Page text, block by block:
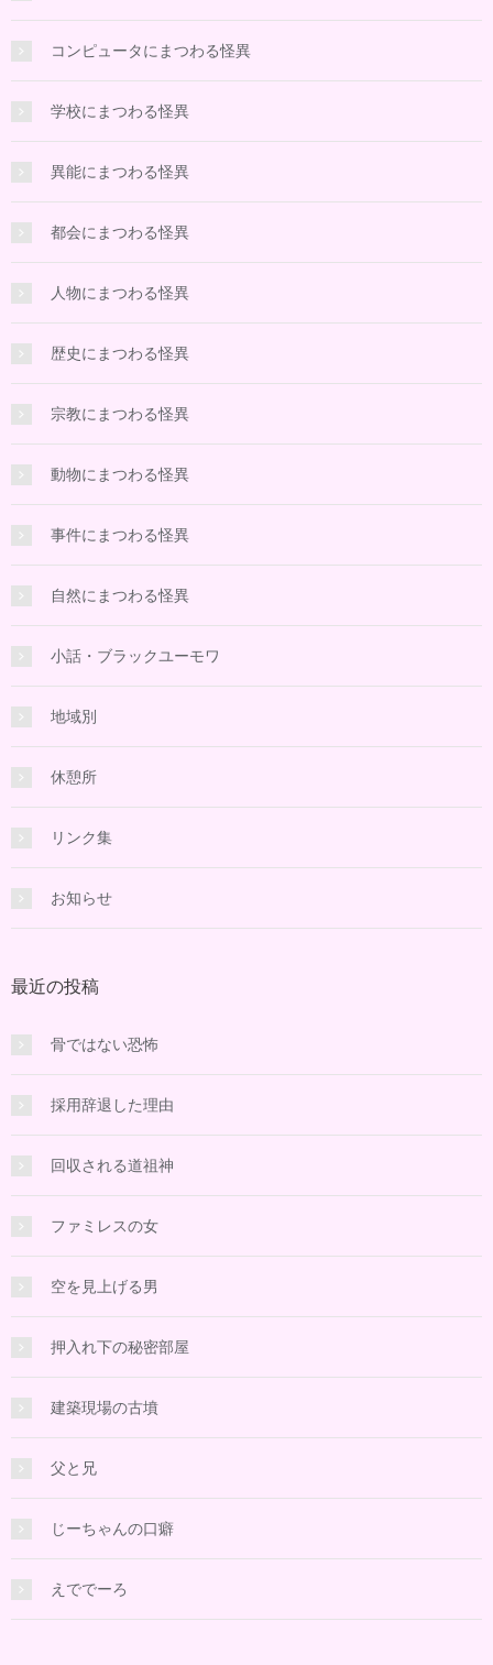
コンピュータにまつわる怪異
学校にまつわる怪異
異能にまつわる怪異
都会にまつわる怪異
人物にまつわる怪異
歴史にまつわる怪異
宗教にまつわる怪異
動物にまつわる怪異
事件にまつわる怪異
自然にまつわる怪異
小話・ブラックユーモワ
地域別
休憩所
リンク集
お知らせ
最近の投稿
骨ではない恐怖
採用辞退した理由
回収される道祖神
ファミレスの女
空を見上げる男
押入れ下の秘密部屋
建築現場の古墳
父と兄
じーちゃんの口癖
えででーろ